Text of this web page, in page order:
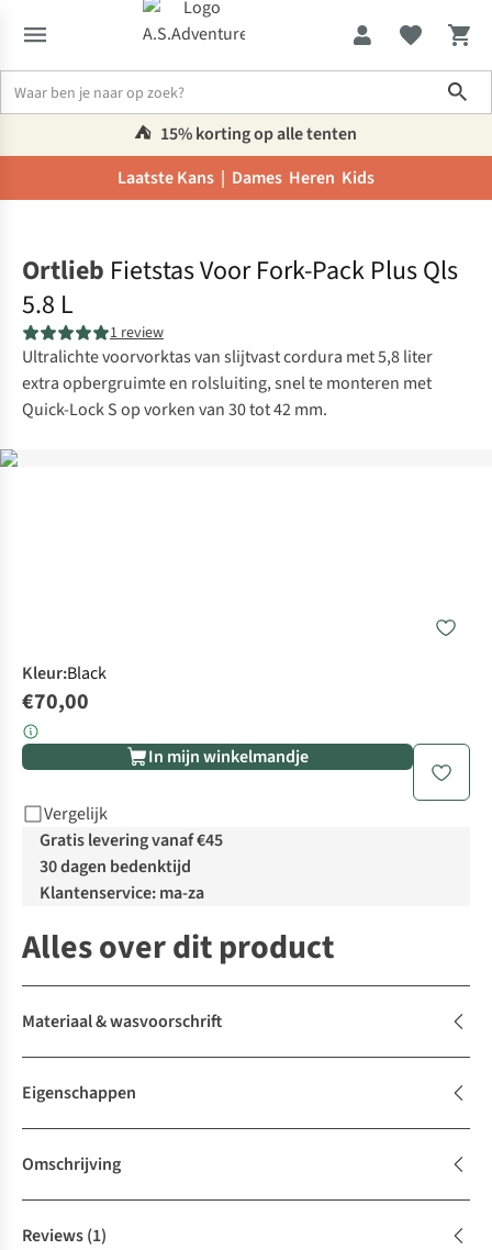
⛺️ 15% korting op alle tenten
Laatste Kans | Dames Heren Kids
Ortlieb Fietstas Voor Fork-Pack Plus Qls
5.8 L
1 review
Ultralichte voorvorktas van slijtvast cordura met 5,8 liter
extra opbergruimte en rolsluiting, snel te monteren met
Quick-Lock S op vorken van 30 tot 42 mm.
Kleur:Black
€70,00
In mijn winkelmandje
Vergelijk
Gratis levering vanaf €45
30 dagen bedenktijd
Klantenservice: ma-za
Alles over dit product
Materiaal & wasvoorschrift
Eigenschappen
Omschrijving
Reviews(1)